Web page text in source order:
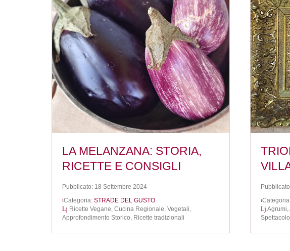
LA MELANZANA: STORIA,
RICETTE E CONSIGLI
Pubblicato: 18 Settembre 2024
Categoria: STRADE DEL GUSTO
Ricette Vegane, Cucina Regionale, Vegetali,
Approfondimento Storico, Ricette tradizionali
Agrumi,
Spettacolo